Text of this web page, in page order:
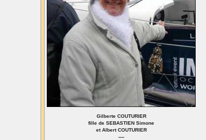
Gilberte COUTURIER
fille de SEBASTIEN Simone
et Albert COUTURIER
----